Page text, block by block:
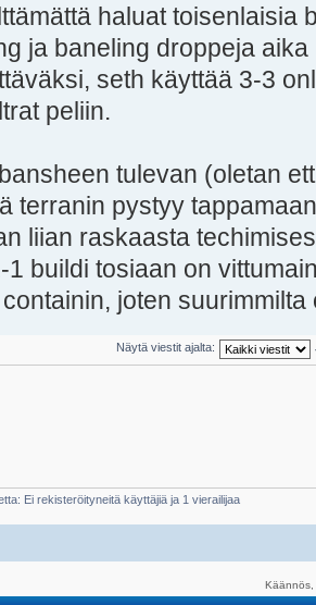
haluat toisenlaisia
ja baneling droppeja
seth käyttää 3-3
peliin.
tulevan (oletan
terranin pystyy
liian raskaasta
1 buildi tosiaan on
joten
Näytä viestit ajalta:
Ei rekisteröityneitä käyttäjiä ja 1 vierailijaa